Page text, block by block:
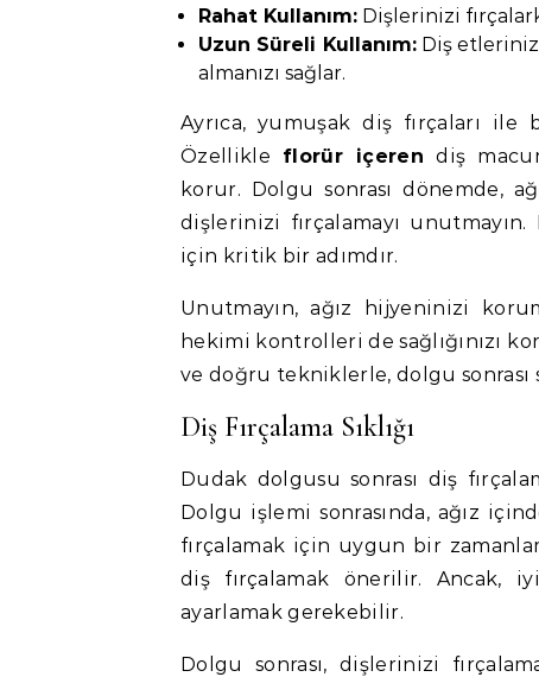
Rahat Kullanım: Dişlerinizi
Uzun Süreli Kullanım:Diş
almanızı sağlar.
Ayrıca, yumuşak diş fırçaları
Özellikle florür içeren diş
korur. Dolgu sonrası dönemde,
dişlerinizi fırçalamayı
için kritik bir adımdır.
Unutmayın, ağız hijyeninizi
hekimi kontrolleri de sağlığınızı
ve doğru tekniklerle, dolgu
Diş Fırçalama Sıklığı
Dudak dolgusu sonrası diş
Dolgu işlemi sonrasında, ağız
fırçalamak için uygun bir
diş fırçalamak önerilir. Ancak,
ayarlamak gerekebilir.
Dolgu sonrası, dişlerinizi